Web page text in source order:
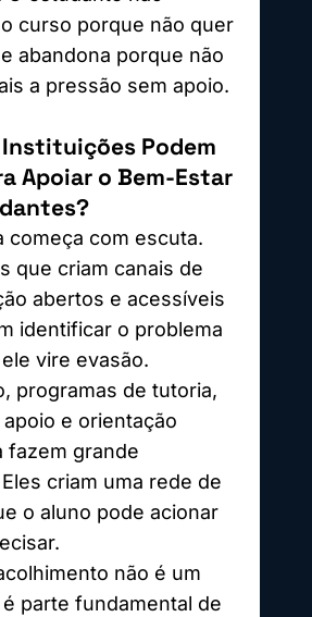
curso porque não quer
abandona porque não
a pressão sem apoio.
Instituições Podem
Apoiar o Bem-Estar
começa com escuta.
que criam canais de
abertos e acessíveis
identificar o problema
vire evasão.
programas de tutoria,
e orientação
fazem grande
criam uma rede de
o aluno pode acionar
não é um
parte fundamental de